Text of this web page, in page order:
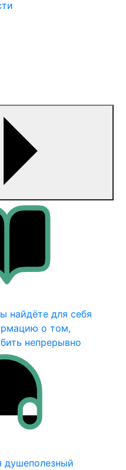
найдёте для себя
о том,
непрерывно
душеполезный